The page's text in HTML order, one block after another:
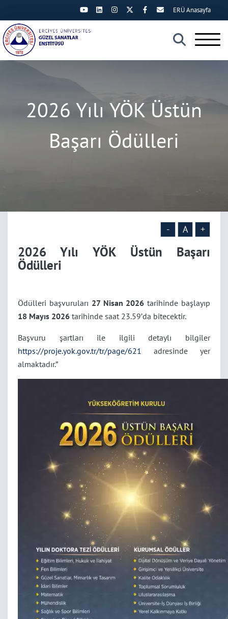
×
ERÜ Anasayfa
2026 Yılı YÖK Üstün
Başarı Ödülleri
- A +
2026 Yılı YÖK Üstün Başarı
Ödülleri
Ödülleri başvuruları 27 Nisan 2026 tarihinde başlayıp
18 Mayıs 2026 tarihinde saat 23.59’da bitecektir.
Başvuru şartları ile ilgili detaylı bilgiler
https://proje.yok.gov.tr/tr/page/621 adresinde yer
almaktadır.”